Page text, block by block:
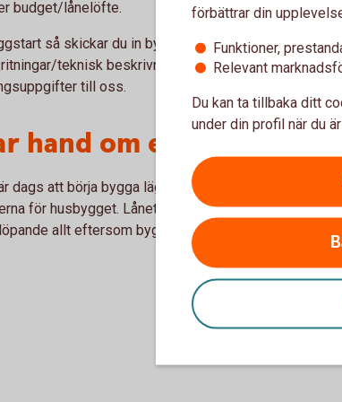
budget/lånelöfte.
så skickar du in bygglov,
teknisk beskrivning, förhandsvärdering av
till oss.
hand om era fakturor
dags att börja bygga lägger vi upp ett byggnadslån
för husbygget. Lånet är en form av kontokredit
allt eftersom bygget fortskrider. Detta är något
förbättrar din
Funktioner,
Relevant
Du kan ta tillbaka ditt
under din profil när du